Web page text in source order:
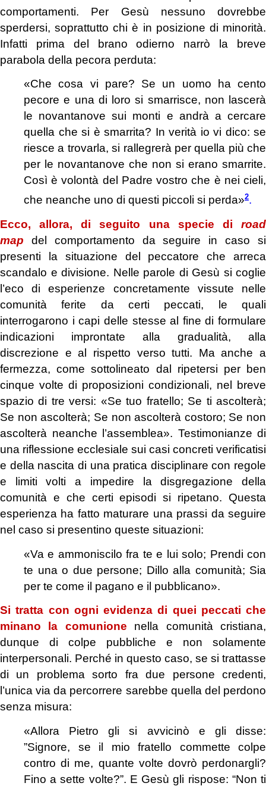
comportamenti. Per Gesù nessuno dovrebbe
sperdersi, soprattutto chi è in posizione di minorità.
Infatti prima del brano odierno narrò la breve
parabola della pecora perduta:
«Che cosa vi pare? Se un uomo ha cento
pecore e una di loro si smarrisce, non lascerà
le novantanove sui monti e andrà a cercare
quella che si è smarrita? In verità io vi dico: se
riesce a trovarla, si rallegrerà per quella più che
per le novantanove che non si erano smarrite.
Così è volontà del Padre vostro che è nei cieli,
che neanche uno di questi piccoli si perda»2.
Ecco, allora, di seguito una specie di road
map
del comportamento da seguire in caso si
presenti la situazione del peccatore che arreca
scandalo e divisione. Nelle parole di Gesù si coglie
l’eco di esperienze concretamente vissute nelle
comunità ferite da certi peccati, le quali
interrogarono i capi delle stesse al fine di formulare
indicazioni improntate alla gradualità, alla
discrezione e al rispetto verso tutti. Ma anche a
fermezza, come sottolineato dal ripetersi per ben
cinque volte di proposizioni condizionali, nel breve
spazio di tre versi: «Se tuo fratello; Se ti ascolterà;
Se non ascolterà; Se non ascolterà costoro; Se non
ascolterà neanche l’assemblea». Testimonianze di
una riflessione ecclesiale sui casi concreti verificatisi
e della nascita di una pratica disciplinare con regole
e limiti volti a impedire la disgregazione della
comunità e che certi episodi si ripetano. Questa
esperienza ha fatto maturare una prassi da seguire
nel caso si presentino queste situazioni:
«Va e ammoniscilo fra te e lui solo; Prendi con
te una o due persone; Dillo alla comunità; Sia
per te come il pagano e il pubblicano».
Si tratta con ogni evidenza di quei peccati che
minano la comunione nella comunità cristiana,
dunque di colpe pubbliche e non solamente
interpersonali. Perché in questo caso, se si trattasse
di un problema sorto fra due persone credenti,
l’unica via da percorrere sarebbe quella del perdono
senza misura:
«Allora Pietro gli si avvicinò e gli disse:
”Signore, se il mio fratello commette colpe
contro di me, quante volte dovrò perdonargli?
Fino a sette volte?”. E Gesù gli rispose: “Non ti